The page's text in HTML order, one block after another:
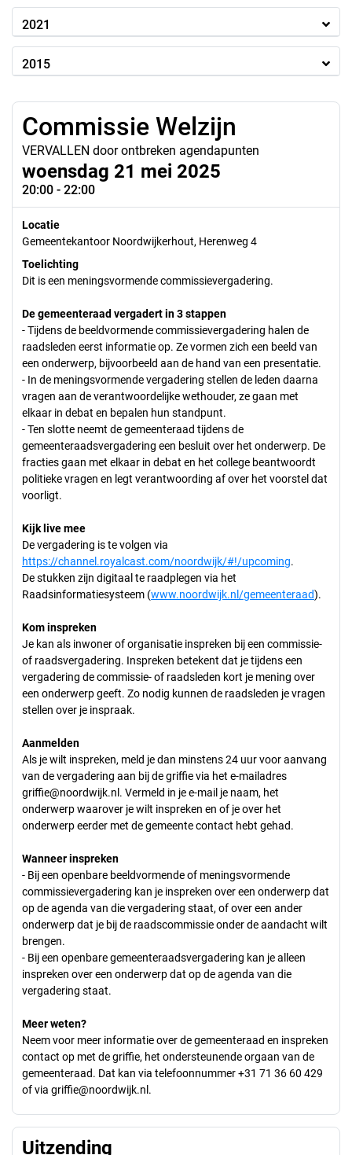
2021
2015
Commissie Welzijn
VERVALLEN door ontbreken agendapunten
woensdag 21 mei 2025
20:00 - 22:00
Locatie
Gemeentekantoor Noordwijkerhout, Herenweg 4
Toelichting
Dit is een meningsvormende commissievergadering.
De gemeenteraad vergadert in 3 stappen
- Tijdens de beeldvormende commissievergadering halen de
raadsleden eerst informatie op. Ze vormen zich een beeld van
een onderwerp, bijvoorbeeld aan de hand van een presentatie.
- In de meningsvormende vergadering stellen de leden daarna
vragen aan de verantwoordelijke wethouder, ze gaan met
elkaar in debat en bepalen hun standpunt.
- Ten slotte neemt de gemeenteraad tijdens de
gemeenteraadsvergadering een besluit over het onderwerp. De
fracties gaan met elkaar in debat en het college beantwoordt
politieke vragen en legt verantwoording af over het voorstel dat
voorligt.
Kijk live mee
De vergadering is te volgen via
https://channel.royalcast.com/noordwijk/#!/upcoming.
De stukken zijn digitaal te raadplegen via het
Raadsinformatiesysteem (www.noordwijk.nl/gemeenteraad).
Kom inspreken
Je kan als inwoner of organisatie inspreken bij een commissie-
of raadsvergadering. Inspreken betekent dat je tijdens een
vergadering de commissie- of raadsleden kort je mening over
een onderwerp geeft. Zo nodig kunnen de raadsleden je vragen
stellen over je inspraak.
Aanmelden
Als je wilt inspreken, meld je dan minstens 24 uur voor aanvang
van de vergadering aan bij de griffie via het e-mailadres
griffie@noordwijk.nl. Vermeld in je e-mail je naam, het
onderwerp waarover je wilt inspreken en of je over het
onderwerp eerder met de gemeente contact hebt gehad.
Wanneer inspreken
- Bij een openbare beeldvormende of meningsvormende
commissievergadering kan je inspreken over een onderwerp dat
op de agenda van die vergadering staat, of over een ander
onderwerp dat je bij de raadscommissie onder de aandacht wilt
brengen.
- Bij een openbare gemeenteraadsvergadering kan je alleen
inspreken over een onderwerp dat op de agenda van die
vergadering staat.
Meer weten?
Neem voor meer informatie over de gemeenteraad en inspreken
contact op met de griffie, het ondersteunende orgaan van de
gemeenteraad. Dat kan via telefoonnummer +31 71 36 60 429
of via griffie@noordwijk.nl.
Uitzending